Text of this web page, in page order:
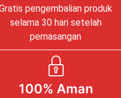
pengembalian produk
selama 30 hari setelah
pemasangan
100% Aman